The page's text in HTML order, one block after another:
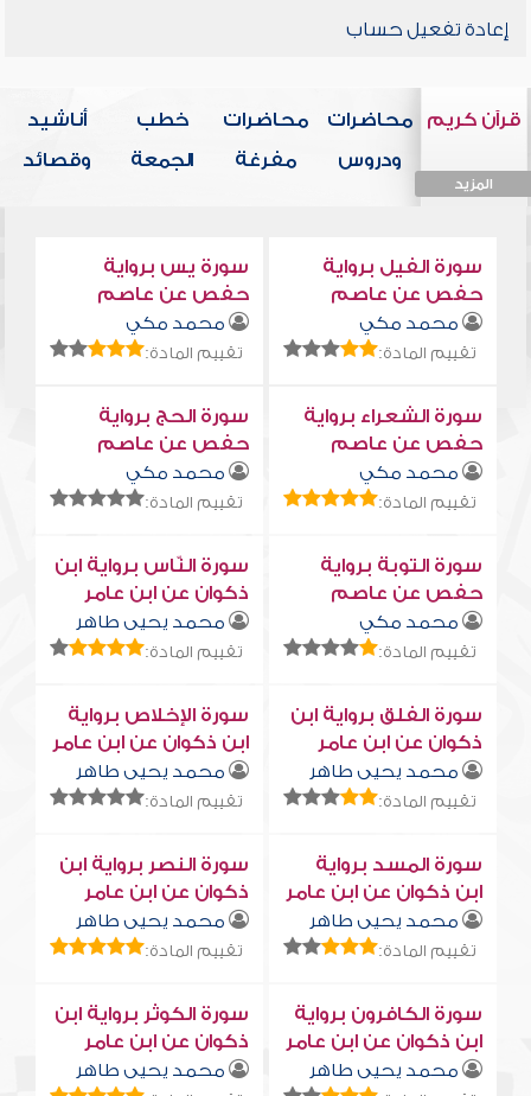
إعادة تفعيل حساب
قرآن كريم
المزيد
محاضرات
ودروس
محاضرات
مفرغة
خطب
الجمعة
أناشيد
وقصائد
سورة الفيل برواية
حفص عن عاصم
محمد مكي
تقييم المادة:
سورة يس برواية
حفص عن عاصم
محمد مكي
تقييم المادة:
سورة الشعراء برواية
حفص عن عاصم
محمد مكي
تقييم المادة:
سورة الحج برواية
حفص عن عاصم
محمد مكي
تقييم المادة:
سورة التوبة برواية
حفص عن عاصم
محمد مكي
تقييم المادة:
سورة النّاس برواية ابن
ذكوان عن ابن عامر
محمد يحيى طاهر
تقييم المادة:
سورة الفلق برواية ابن
ذكوان عن ابن عامر
محمد يحيى طاهر
تقييم المادة:
سورة الإخلاص برواية
ابن ذكوان عن ابن عامر
محمد يحيى طاهر
تقييم المادة:
سورة المسد برواية
ابن ذكوان عن ابن عامر
محمد يحيى طاهر
تقييم المادة:
سورة النصر برواية ابن
ذكوان عن ابن عامر
محمد يحيى طاهر
تقييم المادة:
سورة الكافرون برواية
ابن ذكوان عن ابن عامر
محمد يحيى طاهر
سورة الكوثر برواية ابن
ذكوان عن ابن عامر
محمد يحيى طاهر